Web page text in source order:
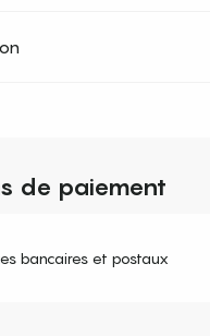
de paiement
bancaires et postaux